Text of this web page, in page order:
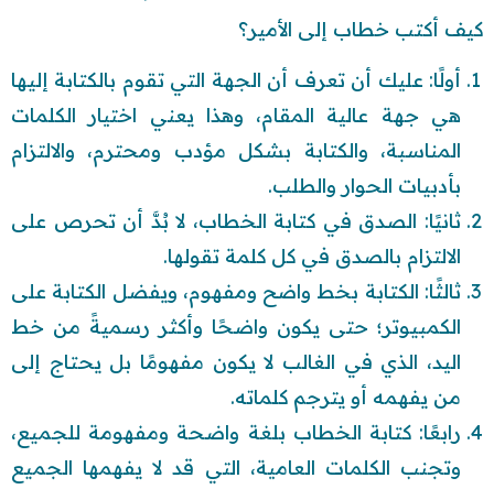
كيف أكتب خطاب إلى الأمير؟
أولًا: عليك أن تعرف أن الجهة التي تقوم بالكتابة إليها
هي جهة عالية المقام، وهذا يعني اختيار الكلمات
المناسبة، والكتابة بشكل مؤدب ومحترم، والالتزام
بأدبيات الحوار والطلب.
ثانيًا: الصدق في كتابة الخطاب، لا بُدَّ أن تحرص على
الالتزام بالصدق في كل كلمة تقولها.
ثالثًا: الكتابة بخط واضح ومفهوم، ويفضل الكتابة على
الكمبيوتر؛ حتى يكون واضحًا وأكثر رسميةً من خط
اليد، الذي في الغالب لا يكون مفهومًا بل يحتاج إلى
من يفهمه أو يترجم كلماته.
رابعًا: كتابة الخطاب بلغة واضحة ومفهومة للجميع،
وتجنب الكلمات العامية، التي قد لا يفهمها الجميع